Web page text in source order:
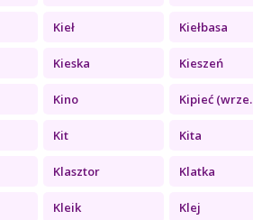
Kieł Kiełbasa
Kieska Kieszeń
Kino Kipieć
Kit Kita
Klasztor Klatka
Kleik Klej